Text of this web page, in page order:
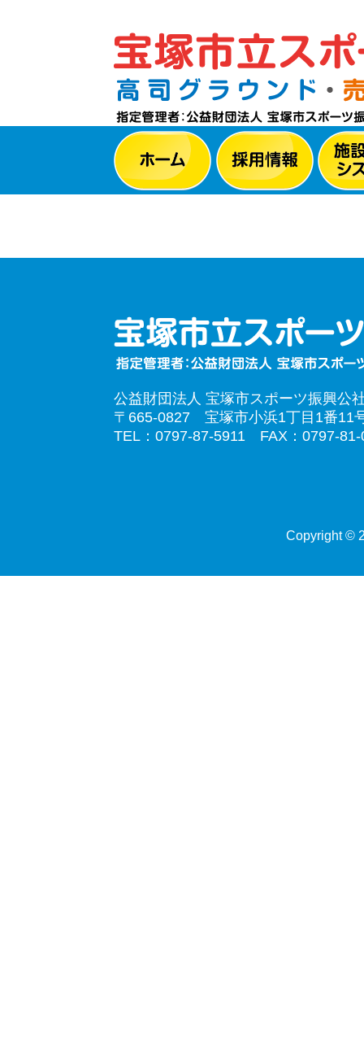
公益財団法人 宝塚市スポーツ振興公
〒665-0827 宝塚市小浜1丁目1番11
TEL：0797-87-5911 FAX：0797-81-
Copyright ©